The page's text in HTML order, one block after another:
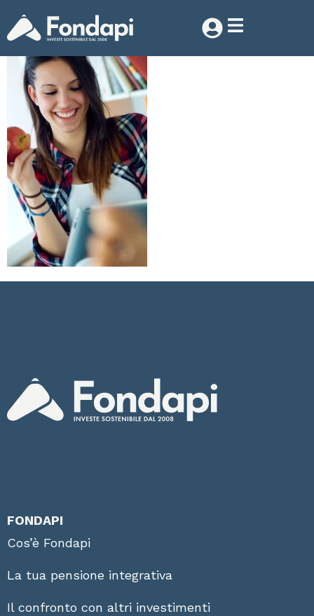
FONDAPI
Cos’è Fondapi
La tua pensione integrativa
Il confronto con altri investimenti